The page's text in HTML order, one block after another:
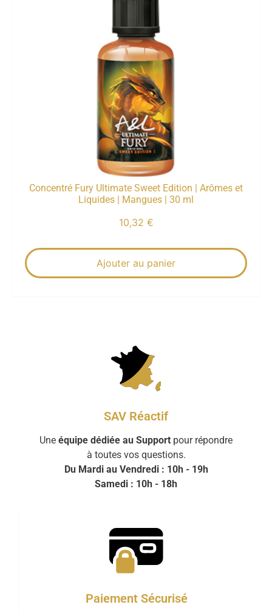
Concentré Fury Ultimate Sweet Edition | Arômes et
Liquides | Mangues | 30 ml
10,32 €
Ajouter au panier
SAV Réactif
Une équipe dédiée au Support pour répondre
à toutes vos questions.
Du Mardi au Vendredi : 10h - 19h
Samedi : 10h - 18h
Paiement Sécurisé